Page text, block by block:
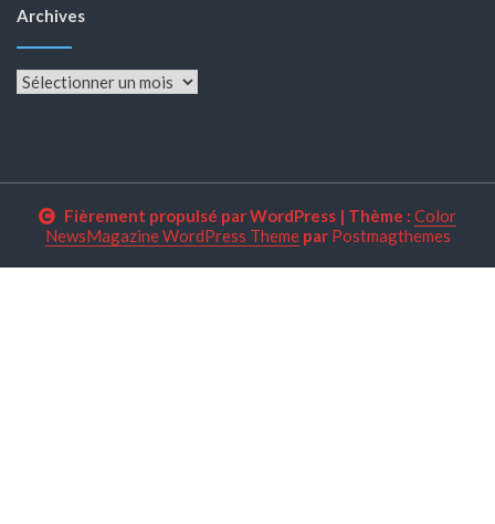
Archives
Archives
Fièrement propulsé par WordPress | Thème : Color
NewsMagazine WordPress Themepar Postmagthemes